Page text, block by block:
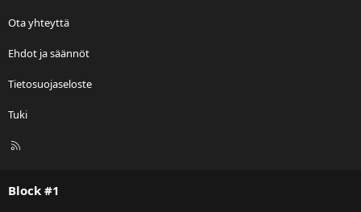
Ota yhteyttä
Ehdot ja säännöt
Tietosuojaseloste
Tuki
R
Block #1